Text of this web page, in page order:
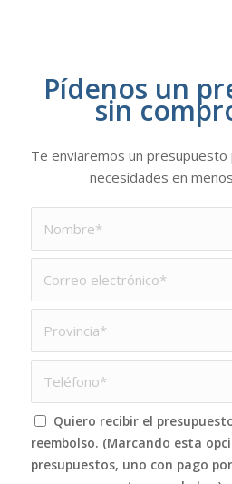
Pídenos un
sin
Te enviaremos un
necesidades en
Quiero recibir el
reembolso. (Marcando esta
presupuestos, uno con pago